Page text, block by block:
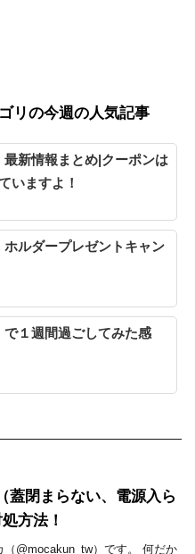
リの今週の人気記事
新情報まとめ|クーポンは
いますよ！
ルダープレゼントキャン
１週間過ごしてみた感
蓋閉まらない、電源入ら
方法！
（@mocakun_tw）です。 何だか